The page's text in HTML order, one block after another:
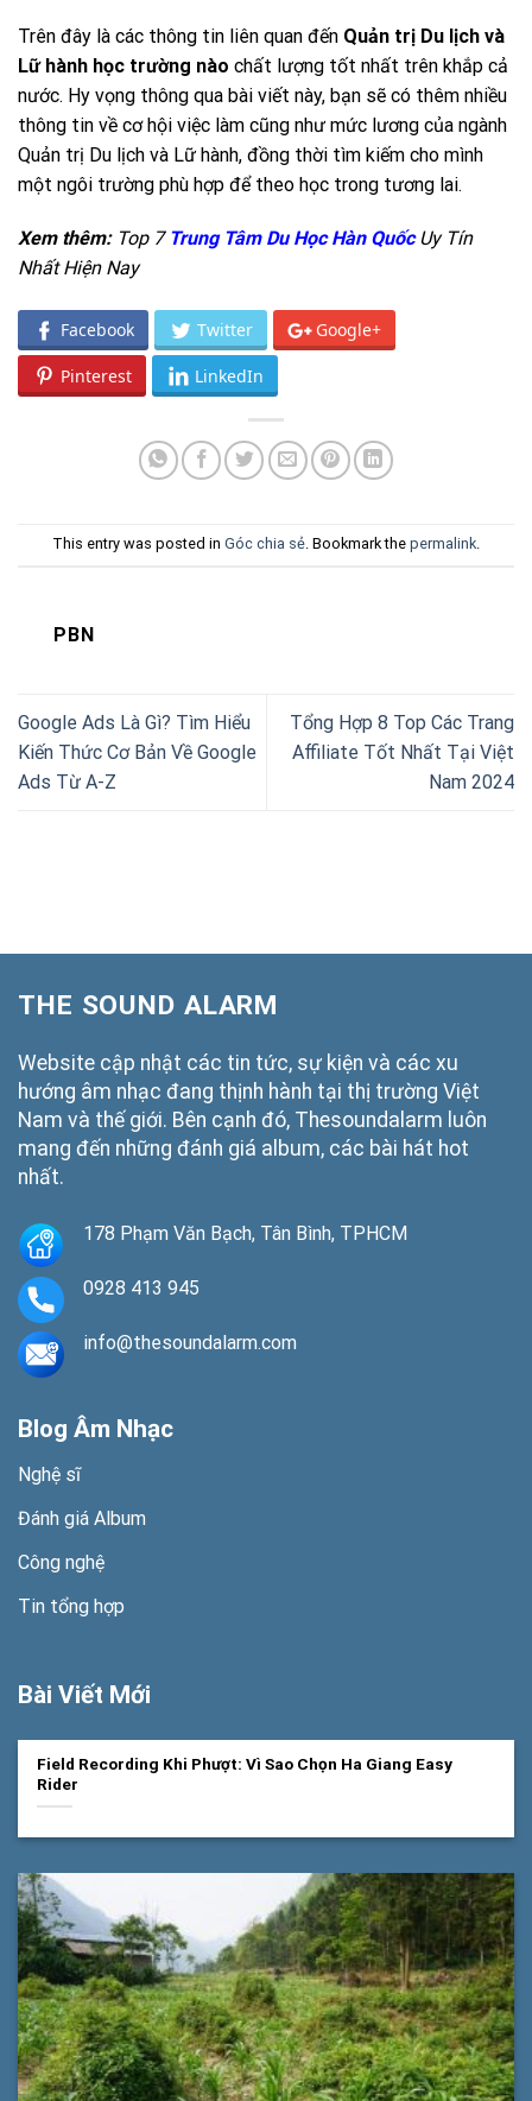
Trên đây là các thông tin liên quan đến Quản trị Du lịch và
Lữ hành học trường nào chất lượng tốt nhất trên khắp cả
nước. Hy vọng thông qua bài viết này, bạn sẽ có thêm nhiều
thông tin về cơ hội việc làm cũng như mức lương của ngành
Quản trị Du lịch và Lữ hành, đồng thời tìm kiếm cho mình
một ngôi trường phù hợp để theo học trong tương lai.
Xem thêm:Top 7 Trung Tâm Du Học Hàn Quốc Uy Tín
Nhất Hiện Nay
Facebook Twitter Google+
Pinterest LinkedIn
This entry was posted in Góc chia sẻ. Bookmark the permalink.
PBN
Google Ads Là Gì? Tìm Hiểu
Kiến Thức Cơ Bản Về Google
Ads Từ A-Z
Tổng Hợp 8 Top Các Trang
Affiliate Tốt Nhất Tại Việt
Nam 2024
THE SOUND ALARM
Website cập nhật các tin tức, sự kiện và các xu
hướng âm nhạc đang thịnh hành tại thị trường Việt
Nam và thế giới. Bên cạnh đó, Thesoundalarm luôn
mang đến những đánh giá album, các bài hát hot
nhất.
178 Phạm Văn Bạch, Tân Bình, TPHCM
0928 413 945
info@thesoundalarm.com
Blog Âm Nhạc
Nghệ sĩ
Đánh giá Album
Công nghệ
Tin tổng hợp
Bài Viết Mới
Field Recording Khi Phượt: Vì Sao Chọn Ha Giang Easy
Rider